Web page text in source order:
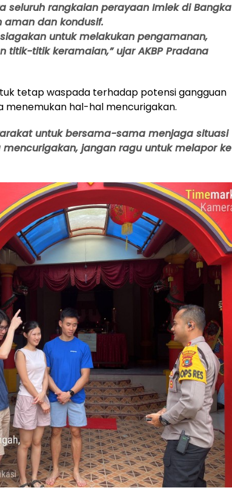
seluruh rangkaian perayaan Imlek di Bangka
dan kondusif.
untuk melakukan pengamanan,
titik keramaian,” ujar AKBP Pradana
tetap waspada terhadap potensi gangguan
menemukan hal-hal mencurigakan.
untuk bersama-sama menjaga situasi
jangan ragu untuk melapor ke